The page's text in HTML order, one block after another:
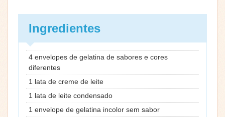
Ingredientes
4 envelopes de gelatina de sabores e cores
diferentes
1 lata de creme de leite
1 lata de leite condensado
1 envelope de gelatina incolor sem sabor